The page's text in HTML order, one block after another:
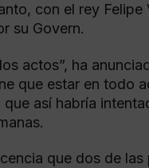
con el rey
su Govern.
actos”, ha
que estar en todo
así habría
que dos de